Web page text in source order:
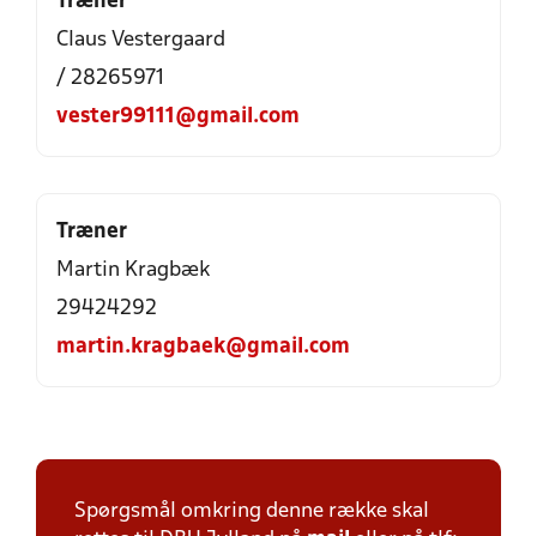
Claus Vestergaard
/ 28265971
vester99111@gmail.com
Træner
Martin Kragbæk
29424292
martin.kragbaek@gmail.com
Spørgsmål omkring denne række skal